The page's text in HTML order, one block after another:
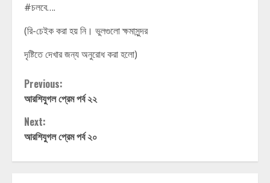
#চলবে….
(রি-চেইক করা হয় নি। ভুলগুলো ক্ষমাসুন্দর
দৃষ্টিতে দেখার জন্য অনুরোধ করা হলো)
Continue
Reading
Previous:
আরশিযুগল প্রেম পর্ব ২২
Next:
আরশিযুগল প্রেম পর্ব ২০